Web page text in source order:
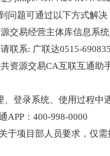
问题可通过以下方式解决
源交易经营主体库信息系
联系: 广联达0515-
共资源交易CA互联互通
、登录系统、使用过程
APP：400-998-0000
于项目部人员要求，仅